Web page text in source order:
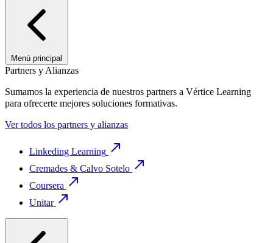
Menú principal
Partners y Alianzas
Sumamos la experiencia de nuestros partners a Vértice Learning
para ofrecerte mejores soluciones formativas.
Ver todos los partners y alianzas
Linkeding Learning
Cremades & Calvo Sotelo
Coursera
Unitar